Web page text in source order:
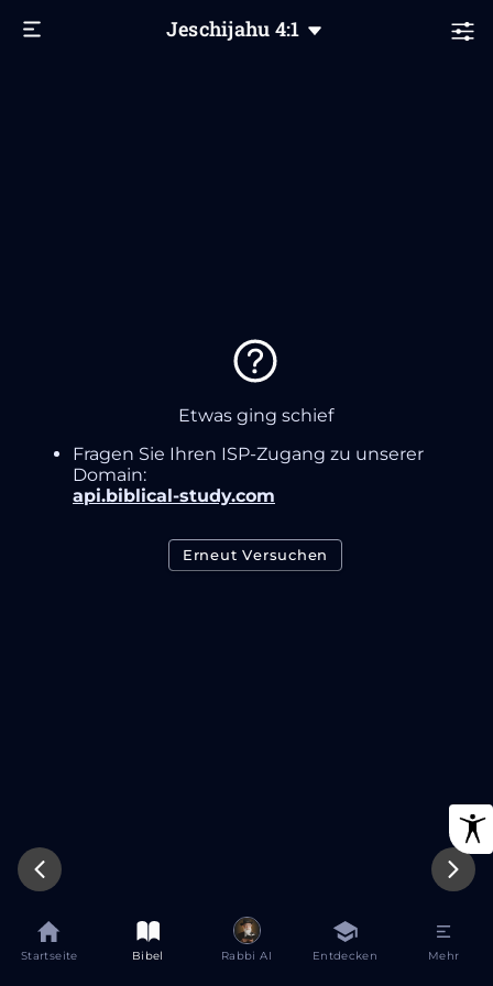
Jeschijahu 4:1
Etwas ging schief
Fragen Sie Ihren ISP-Zugang zu unserer
Domain:
api.biblical-study.com
Erneut Versuchen
Startseite Bibel Rabbi AI Entdecken Mehr